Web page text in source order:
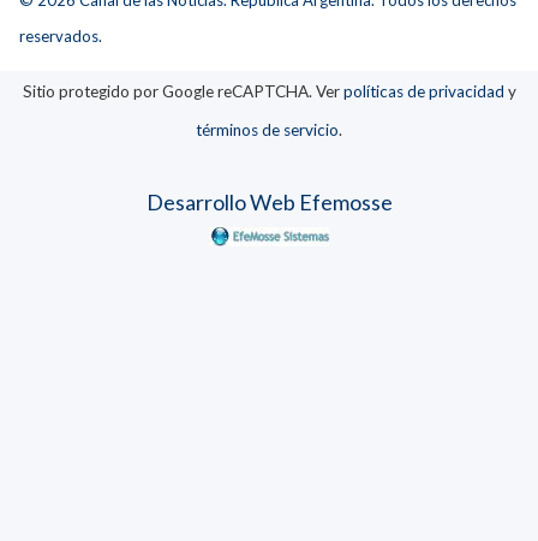
reservados.
Sitio protegido por Google reCAPTCHA. Verpolíticas de privacidad y
términos de servicio.
Desarrollo Web Efemosse